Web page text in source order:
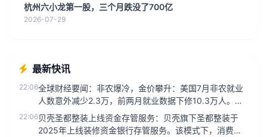
杭州六小龙第一股，三个月跌没了700亿
2026-07-29
最新快讯
22:06全球财经要闻：非农爆冷，金价攀升：美国7月非农就业
人数意外减少2.3万，前两月就业数据下修10.3万人。特
朗普表示希望利...
22:06贝壳圣都整装上线资金存管服务：贝壳旗下圣都整装于
2025年上线装修资金银行存管服务。该模式下，消费者